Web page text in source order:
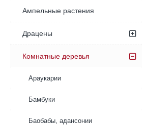
Ампельные растения
Драцены
Комнатные деревья
Араукарии
Бамбуки
Баобабы, адансонии